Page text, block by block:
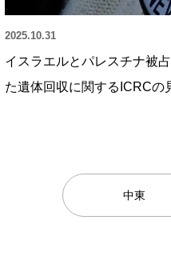
2025.10.31
イスラエルとパレスチナ被
た遺体回収に関するICRCの
中東